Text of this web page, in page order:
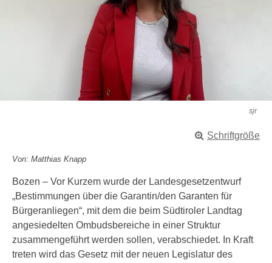
sjr
Schriftgröße
Von: Matthias Knapp
Bozen – Vor Kurzem wurde der Landesgesetzentwurf
„Bestimmungen über die Garantin/den Garanten für
Bürgeranliegen“, mit dem die beim Südtiroler Landtag
angesiedelten Ombudsbereiche in einer Struktur
zusammengeführt werden sollen, verabschiedet. In Kraft
treten wird das Gesetz mit der neuen Legislatur des